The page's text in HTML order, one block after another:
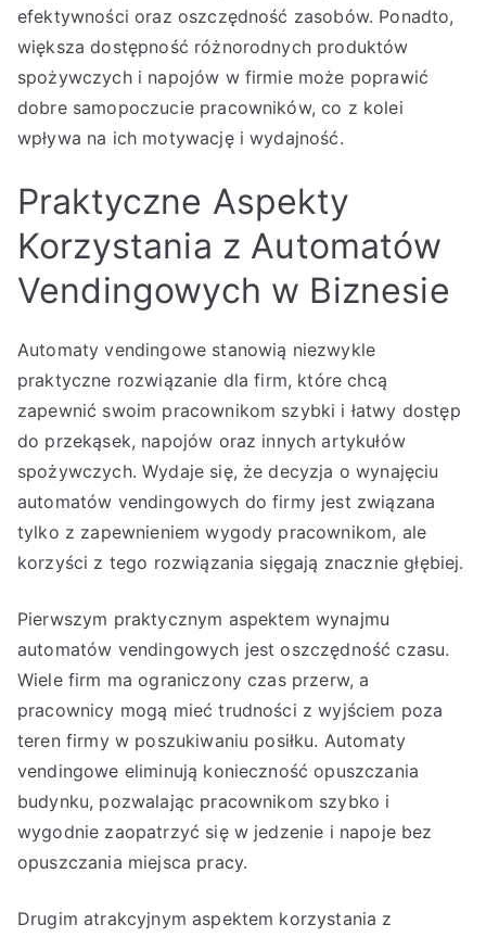
efektywności oraz oszczędność zasobów. Ponadto,
większa dostępność różnorodnych produktów
spożywczych i napojów w firmie może poprawić
dobre samopoczucie pracowników, co z kolei
wpływa na ich motywację i wydajność.
Praktyczne Aspekty
Korzystania z Automatów
Vendingowych w Biznesie
Automaty vendingowe stanowią niezwykle
praktyczne rozwiązanie dla firm, które chcą
zapewnić swoim pracownikom szybki i łatwy dostęp
do przekąsek, napojów oraz innych artykułów
spożywczych. Wydaje się, że decyzja o wynajęciu
automatów vendingowych do firmy jest związana
tylko z zapewnieniem wygody pracownikom, ale
korzyści z tego rozwiązania sięgają znacznie głębiej.
Pierwszym praktycznym aspektem wynajmu
automatów vendingowych jest oszczędność czasu.
Wiele firm ma ograniczony czas przerw, a
pracownicy mogą mieć trudności z wyjściem poza
teren firmy w poszukiwaniu posiłku. Automaty
vendingowe eliminują konieczność opuszczania
budynku, pozwalając pracownikom szybko i
wygodnie zaopatrzyć się w jedzenie i napoje bez
opuszczania miejsca pracy.
Drugim atrakcyjnym aspektem korzystania z